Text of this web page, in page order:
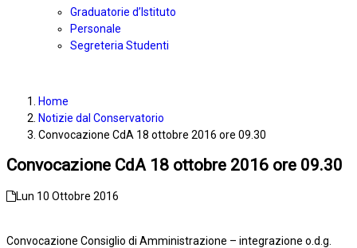
Graduatorie d’Istituto
Personale
Segreteria Studenti
Home
Notizie dal Conservatorio
Convocazione CdA 18 ottobre 2016 ore 09.30
Convocazione CdA 18 ottobre 2016 ore 09.30
Lun 10 Ottobre 2016
Convocazione Consiglio di Amministrazione – integrazione o.d.g.